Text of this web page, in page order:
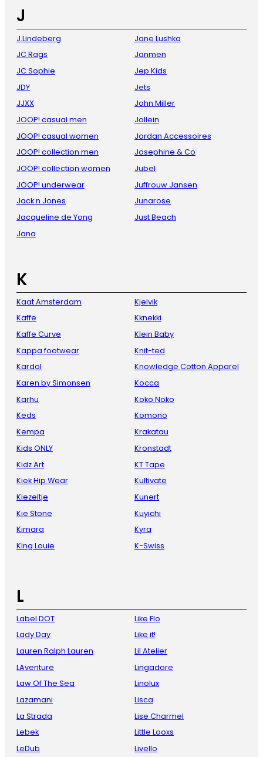
J
J.Lindeberg
JC Rags
JC Sophie
JDY
JJXX
JOOP! casual men
JOOP! casual women
JOOP! collection men
JOOP! collection women
JOOP! underwear
Jack n Jones
Jacqueline de Yong
Jana
Jane Lushka
Janmen
Jep Kids
Jets
John Miller
Jollein
Jordan Accessoires
Josephine & Co
Jubel
Juffrouw Jansen
Junarose
Just Beach
K
Kaat Amsterdam
Kaffe
Kaffe Curve
Kappa footwear
Kardol
Karen by Simonsen
Karhu
Keds
Kempa
Kids ONLY
Kidz Art
Kiek Hip Wear
Kiezeltje
Kie Stone
Kimara
King Louie
Kjelvik
Kknekki
Klein Baby
Knit-ted
Knowledge Cotton Apparel
Kocca
Koko Noko
Komono
Krakatau
Kronstadt
KT Tape
Kultivate
Kunert
Kuyichi
Kyra
K-Swiss
L
Label DOT
Lady Day
Lauren Ralph Lauren
LAventure
Law Of The Sea
Lazamani
La Strada
Lebek
LeDub
Like Flo
Like it!
Lil Atelier
Lingadore
Linolux
Lisca
Lise Charmel
Little Looxs
Livello